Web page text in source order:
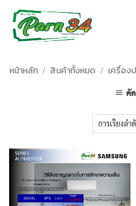
content
หน้าหลัก / สินค้าทั้งหมด / เครื่อง
คั